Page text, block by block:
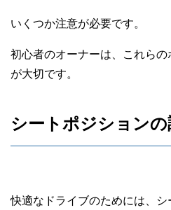
いくつか注意が必要です。
初心者のオーナーは、これら
が大切です。
シートポジションの
快適なドライブのためには、